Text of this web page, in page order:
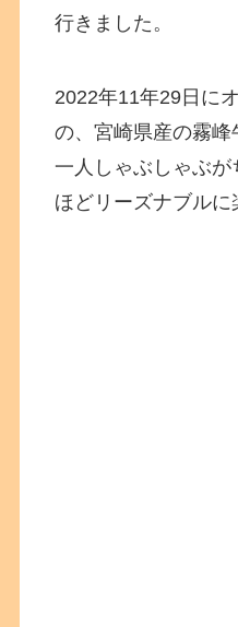
行きました。
2022年11年29日に
の、宮崎県産の霧
一人しゃぶしゃぶ
ほどリーズナブルに